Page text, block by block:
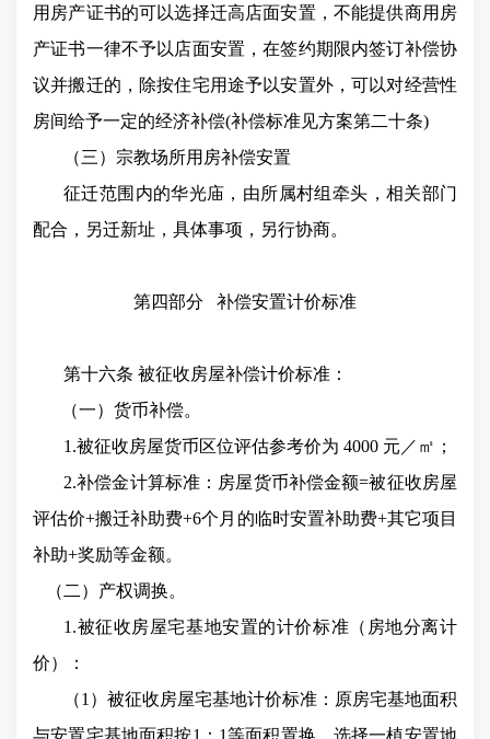
用房产证书的可以选择迁高店面安置，不能提供商用房
产证书一律不予以店面安置，在签约期限内签订补偿协
议并搬迁的，除按住宅用途予以安置外，可以对经营性
房间给予一定的经济补偿(补偿标准见方案第二十条)
（三）宗教场所用房补偿安置
征迁范围内的华光庙 ，由所属村组牵头，相关部门
配合，另迁新址，具体事项，另行协商。
第四部分 补偿安置计价标准
第十六条 被征收房屋补偿计价标准：
（一）货币补偿。
1.被征收房屋货币区位评估参考价为 4000 元／㎡；
2.补偿金计算标准：房屋货币补偿金额=被征收房屋
评估价+搬迁补助费+6个月的临时安置补助费+其它项目
补助+奖励等金额。
（二）产权调换。
1.被征收房屋宅基地安置的计价标准（房地分离计
价）：
（1）被征收房屋宅基地计价标准：原房宅基地面积
与安置宅基地面积按1：1等面积置换。选择一植安置地